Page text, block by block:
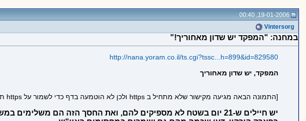
19-01-2006, 00:40
Vintersorg
במחנה: "המפקד יש שדון מאחוריך!"
http://nana.yoram.co.il/ts.cgi?tssc...h=899&id=829580
המפקד, יש שדון מאחוריך
[התמונה הבאה מגיעה מקישור שלא מתחיל ב https ולכן לא הוטמעה בדף כדי לשמור על https תקין:
יש חיילים ש-21 יום בשטח לא מספיקים להם, ואת החסך הזה הם